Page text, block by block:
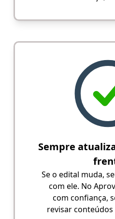
Sempre
Se o edital muda,
com ele. No
com confiança,
revisar